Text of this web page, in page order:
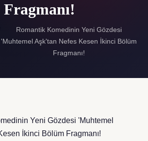
Fragmanı!
Romantik Komedinin Yeni Gözdesi
'Muhtemel Aşk'tan Nefes Kesen İkinci Bölüm
Fragmanı!